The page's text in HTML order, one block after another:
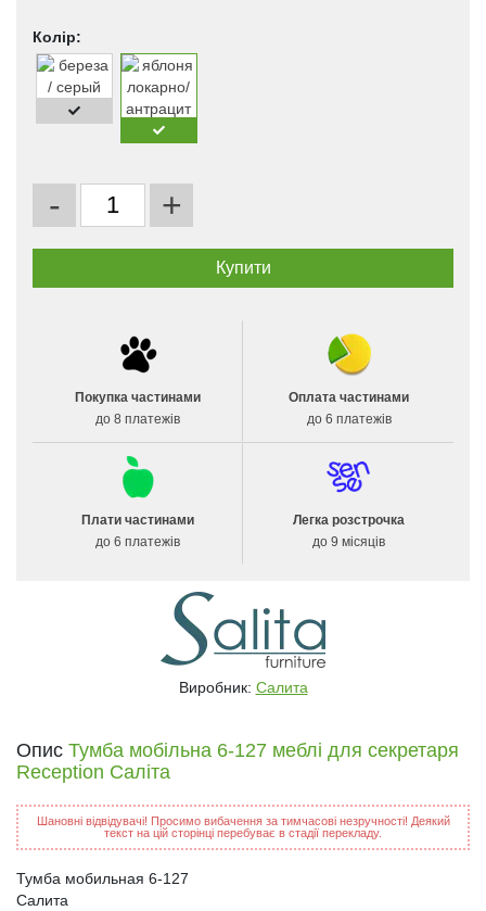
Колір:
- +
Покупка частинами
до 8 платежів
Оплата частинами
до 6 платежів
Плати частинами
до 6 платежів
Легка розстрочка
до 9 місяців
Виробник: Салита
Опис Тумба мобільна 6-127 меблі для секретаря
Reception Саліта
Шановні відвідувачі! Просимо вибачення за тимчасові незручності! Деякий
текст на цій сторінці перебуває в стадії перекладу.
Тумба мобильная 6-127
Салита